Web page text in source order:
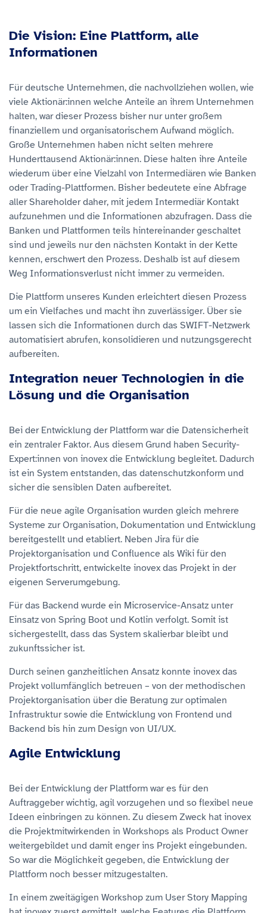
Die Vision: Eine Plattform, alle
Informationen
Für deutsche Unternehmen, die nachvollziehen wollen, wie
viele Aktionär:innen welche Anteile an ihrem Unternehmen
halten, war dieser Prozess bisher nur unter großem
finanziellem und organisatorischem Aufwand möglich.
Große Unternehmen haben nicht selten mehrere
Hunderttausend Aktionär:innen. Diese halten ihre Anteile
wiederum über eine Vielzahl von Intermediären wie Banken
oder Trading-Plattformen. Bisher bedeutete eine Abfrage
aller Shareholder daher, mit jedem Intermediär Kontakt
aufzunehmen und die Informationen abzufragen. Dass die
Banken und Plattformen teils hintereinander geschaltet
sind und jeweils nur den nächsten Kontakt in der Kette
kennen, erschwert den Prozess. Deshalb ist auf diesem
Weg Informationsverlust nicht immer zu vermeiden.
Die Plattform unseres Kunden erleichtert diesen Prozess
um ein Vielfaches und macht ihn zuverlässiger. Über sie
lassen sich die Informationen durch das SWIFT-Netzwerk
automatisiert abrufen, konsolidieren und nutzungsgerecht
aufbereiten.
Integration neuer Technologien in die
Lösung und die Organisation
Bei der Entwicklung der Plattform war die Datensicherheit
ein zentraler Faktor. Aus diesem Grund haben Security-
Expert:innen von inovex die Entwicklung begleitet. Dadurch
ist ein System entstanden, das datenschutzkonform und
sicher die sensiblen Daten aufbereitet.
Für die neue agile Organisation wurden gleich mehrere
Systeme zur Organisation, Dokumentation und Entwicklung
bereitgestellt und etabliert. Neben Jira für die
Projektorganisation und Confluence als Wiki für den
Projektfortschritt, entwickelte inovex das Projekt in der
eigenen Serverumgebung.
Für das Backend wurde ein Microservice-Ansatz unter
Einsatz von Spring Boot und Kotlin verfolgt. Somit ist
sichergestellt, dass das System skalierbar bleibt und
zukunftssicher ist.
Durch seinen ganzheitlichen Ansatz konnte inovex das
Projekt vollumfänglich betreuen – von der methodischen
Projektorganisation über die Beratung zur optimalen
Infrastruktur sowie die Entwicklung von Frontend und
Backend bis hin zum Design von UI/UX.
Agile Entwicklung
Bei der Entwicklung der Plattform war es für den
Auftraggeber wichtig, agil vorzugehen und so flexibel neue
Ideen einbringen zu können. Zu diesem Zweck hat inovex
die Projektmitwirkenden in Workshops als Product Owner
weitergebildet und damit enger ins Projekt eingebunden.
So war die Möglichkeit gegeben, die Entwicklung der
Plattform noch besser mitzugestalten.
In einem zweitägigen Workshop zum User Story Mapping